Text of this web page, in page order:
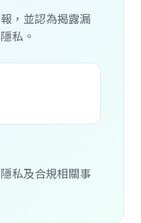
，並認為揭露漏
私。
私及合規相關事